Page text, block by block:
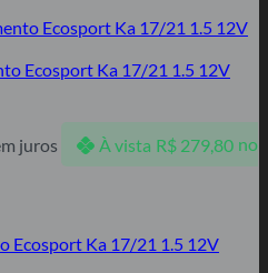
Ecosport Ka 17/21 1.5 12V
juros À vista R$279,80 no